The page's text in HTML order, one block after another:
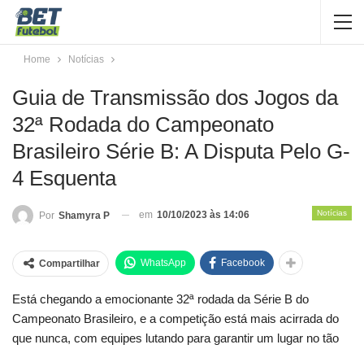
Home Notícias
Guia de Transmissão dos Jogos da
32ª Rodada do Campeonato
Brasileiro Série B: A Disputa Pelo G-
4 Esquenta
Notícias
Por Shamyra P em 10/10/2023 às 14:06
Compartilhar WhatsApp Facebook
Está chegando a emocionante 32ª rodada da Série B do
Campeonato Brasileiro, e a competição está mais acirrada do
que nunca, com equipes lutando para garantir um lugar no tão